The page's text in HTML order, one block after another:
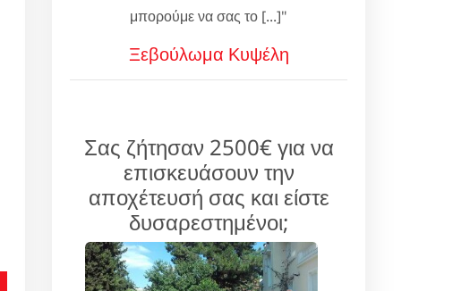
μπορούμε να σας το [...]"
Ξεβούλωμα Κυψέλη
Σας ζήτησαν 2500€ για να
επισκευάσουν την
αποχέτευσή σας και είστε
δυσαρεστημένοι;